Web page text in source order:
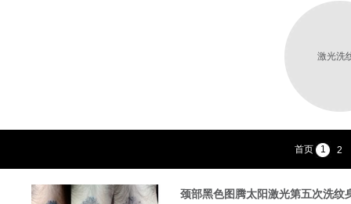
激光洗
首页 1 2
颈部黑色图腾太阳激光第五次洗纹